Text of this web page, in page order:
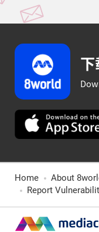
Home About
Report